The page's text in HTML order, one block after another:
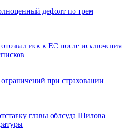
дефолт по трем
иск к ЕС после исключения
при страховании
главы облсуда Шилова